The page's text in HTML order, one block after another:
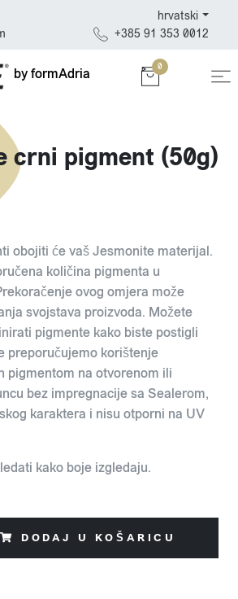
hrvatski
+385 91 353 0012
by formAdria 0
crni pigment (50g)
obojiti će vaš Jesmonite materijal.
količina pigmenta u
ovog omjera može
svojstava proizvoda. Možete
pigmente kako biste postigli
preporučujemo korištenje
pigmentom na otvorenom ili
bez impregnacije sa Sealerom,
karaktera i nisu otporni na UV
kako boje izgledaju.
DODAJ U KOŠARICU